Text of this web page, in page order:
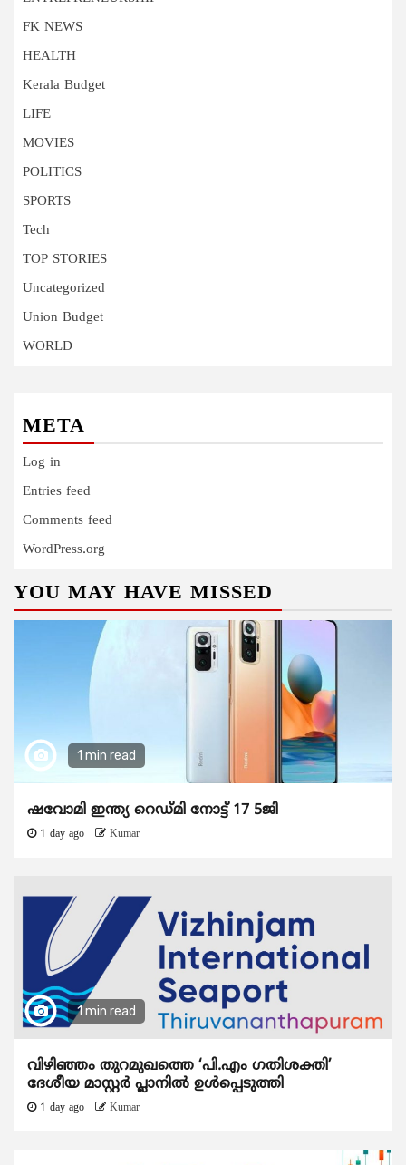
FK NEWS
HEALTH
Kerala Budget
LIFE
MOVIES
POLITICS
SPORTS
Tech
TOP STORIES
Uncategorized
Union Budget
WORLD
META
Log in
Entries feed
Comments feed
WordPress.org
YOU MAY HAVE MISSED
1 min read
ഷവോമി ഇന്ത്യ റെഡ്മി നോട്ട് 17 5ജി
1 day ago Kumar
1 min read
വിഴിഞ്ഞം തുറമുഖത്തെ ‘പി.എം ഗതിശക്തി’
ദേശീയ മാസ്റ്റർ പ്ലാനിൽ ഉൾപ്പെടുത്തി
1 day ago Kumar